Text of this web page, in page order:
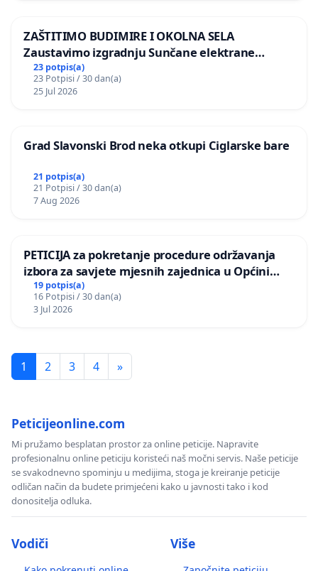
ZAŠTITIMO BUDIMIRE I OKOLNA SELA
Zaustavimo izgradnju Sunčane elektrane
Vedrine na području Ugljana
23 potpis(a)
23 Potpisi / 30 dan(a)
25 Jul 2026
Grad Slavonski Brod neka otkupi Ciglarske bare
21 potpis(a)
21 Potpisi / 30 dan(a)
7 Aug 2026
PETICIJA za pokretanje procedure održavanja
izbora za savjete mjesnih zajednica u Općini
Bugojno
19 potpis(a)
16 Potpisi / 30 dan(a)
3 Jul 2026
1 2 3 4 »
Peticijeonline.com
Mi pružamo besplatan prostor za online peticije. Napravite
profesionalnu online peticiju koristeći naš močni servis. Naše peticije
se svakodnevno spominju u medijima, stoga je kreiranje peticije
odličan način da budete primjećeni kako u javnosti tako i kod
donositelja odluka.
Vodiči Više